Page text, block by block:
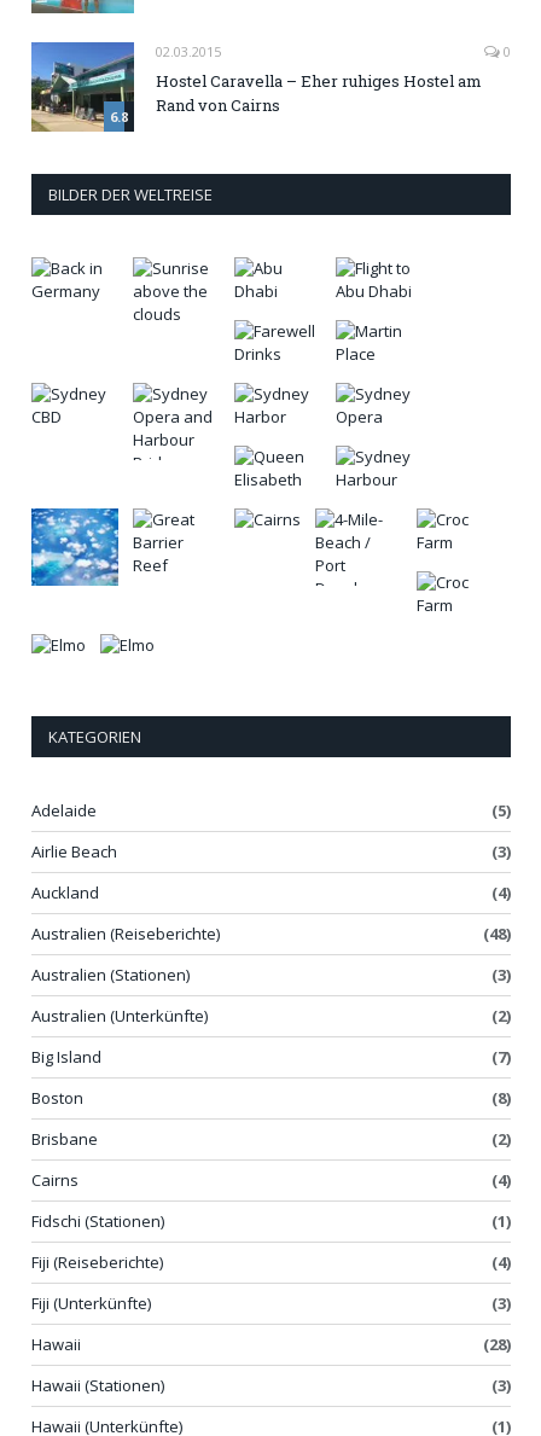
6.8
02.03.2015 0
Hostel Caravella – Eher ruhiges Hostel am
Rand von Cairns
BILDER DER WELTREISE
KATEGORIEN
Adelaide
(5)
Airlie Beach
(3)
Auckland
(4)
Australien (Reiseberichte)
(48)
Australien (Stationen)
(3)
Australien (Unterkünfte)
(2)
Big Island
(7)
Boston
(8)
Brisbane
(2)
Cairns
(4)
Fidschi (Stationen)
(1)
Fiji (Reiseberichte)
(4)
Fiji (Unterkünfte)
(3)
Hawaii
(28)
Hawaii (Stationen)
(3)
Hawaii (Unterkünfte)
(1)